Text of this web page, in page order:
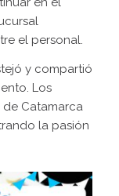
el personal.
y compartió
Los
Catamarca
la pasión